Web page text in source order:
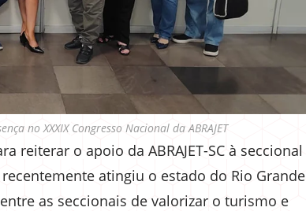
no XXXIX Congresso Nacional da ABRAJET
o apoio da ABRAJET-SC à seccional
atingiu o estado do Rio Grande
as seccionais de valorizar o turismo e